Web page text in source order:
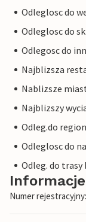
Odleglosc do
Odleglosc do
Odlegosc do
Najblizsza
Nablizsze
Najblizszy
Odleg.do
Odleglosc do
Odleg. do trasy
Numer